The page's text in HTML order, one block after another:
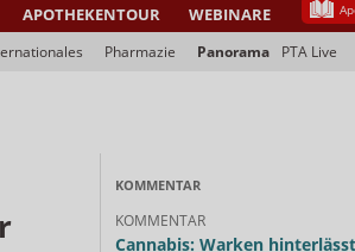
APOTHEKENTOUR WEBINARE
Pharmazie Panorama PTA Live
KOMMENTAR
KOMMENTAR
Cannabis: Warken hinterlässt